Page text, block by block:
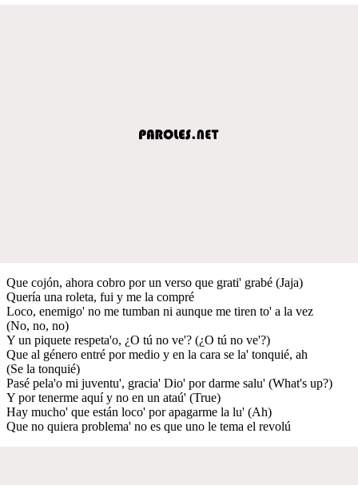
Que cojón, ahora cobro por un verso que grati' grabé (Jaja)
Quería una roleta, fui y me la compré
Loco, enemigo' no me tumban ni aunque me tiren to' a la vez
(No, no, no)
Y un piquete respeta'o, ¿O tú no ve'? (¿O tú no ve'?)
Que al género entré por medio y en la cara se la' tonquié, ah
(Se la tonquié)
Pasé pela'o mi juventu', gracia' Dio' por darme salu' (What's up?)
Y por tenerme aquí y no en un ataú' (True)
Hay mucho' que están loco' por apagarme la lu' (Ah)
Que no quiera problema' no es que uno le tema el revolú